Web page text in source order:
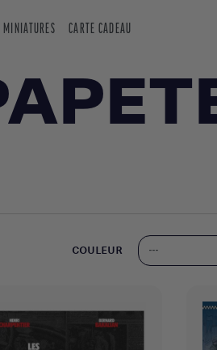
MINIATURES CARTE CADEAU
COULEUR